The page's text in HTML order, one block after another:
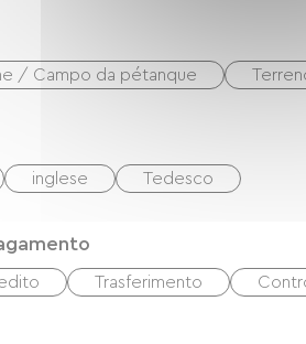
/ Campo da pétanque
inglese Tedesco
Trasferimento